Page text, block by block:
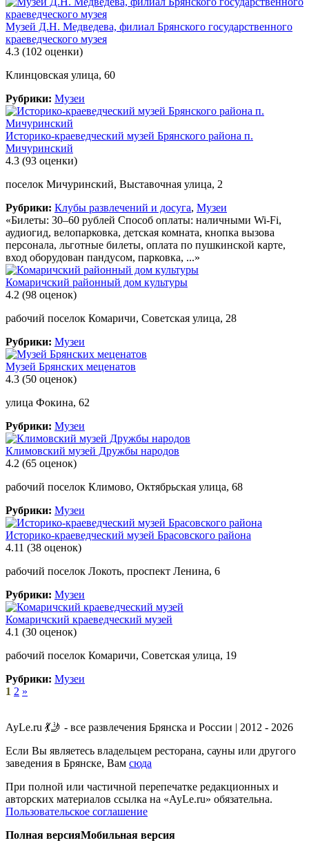
Музей Д.Н. Медведева, филиал Брянского государственного
краеведческого музея
4.3 (102 оценки)
Клинцовская улица, 60
Рубрики: Музеи
Историко-краеведческий музей Брянского района п.
Мичуринский
4.3 (93 оценки)
поселок Мичуринский, Выставочная улица, 2
Рубрики: Клубы развлечений и досуга, Музеи
«Билеты: 30–60 рублей Способ оплаты: наличными Wi-Fi,
аудиогид, велопарковка, детская комната, кнопка вызова
персонала, льготные билеты, оплата по пушкинской карте,
вход оборудован пандусом, парковка, ...»
Комаричский районный дом культуры
4.2 (98 оценок)
рабочий поселок Комаричи, Советская улица, 28
Рубрики: Музеи
Музей Брянских меценатов
4.3 (50 оценок)
улица Фокина, 62
Рубрики: Музеи
Климовский музей Дружбы народов
4.2 (65 оценок)
рабочий поселок Климово, Октябрьская улица, 68
Рубрики: Музеи
Историко-краеведческий музей Брасовского района
4.11 (38 оценок)
рабочий поселок Локоть, проспект Ленина, 6
Рубрики: Музеи
Комаричский краеведческий музей
4.1 (30 оценок)
рабочий поселок Комаричи, Советская улица, 19
Рубрики: Музеи
1 2 »
AyLe.ru 💃🤳 - все развлечения Брянска и России | 2012 - 2026
Если Вы являетесь владельцем ресторана, сауны или другого
заведения в Брянске, Вам сюда
При полной или частичной перепечатке редакционных и
авторских материалов ссылка на «AyLe.ru» обязательна.
Пользовательское соглашение
Полная версияМобильная версия